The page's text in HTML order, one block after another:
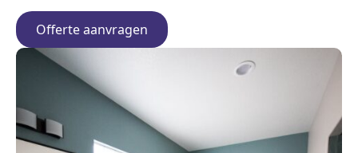
Offerte aanvragen